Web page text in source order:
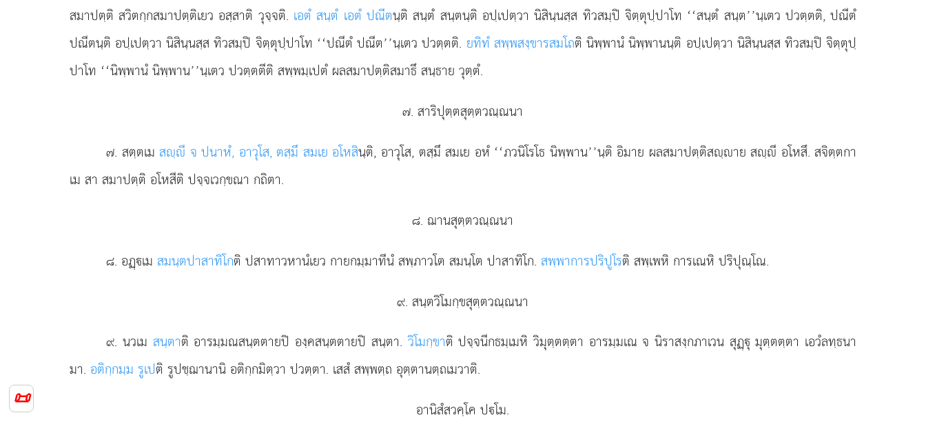
📜
สมาปตฺติ สวิตกฺกสมาปตฺติเยว อสฺสาติ วุจฺจติ. เอตํ สนฺตํ เอตํ ปณีตนฺติ สนฺตํ สนฺตนฺติ อปฺเปตฺวา นิสินฺนสฺส ทิวสมฺปิ จิตฺตุปฺปาโท ‘‘สนฺตํ สนฺต’’นฺเตว ปวตฺตติ, ปณีตํ
ปณีตนฺติ อปฺเปตฺวา นิสินฺนสฺส ทิวสมฺปิ จิตฺตุปฺปาโท ‘‘ปณีตํ ปณีต’’นฺเตว ปวตฺตติ. ยทิทํ สพฺพสงฺขารสมโถติ นิพฺพานํ นิพฺพานนฺติ อปฺเปตฺวา นิสินฺนสฺส ทิวสมฺปิ จิตฺตุปฺ
ปาโท ‘‘นิพฺพานํ นิพฺพาน’’นฺเตว ปวตฺตตีติ สพฺพมฺเปตํ ผลสมาปตฺติสมาธึ สนฺธาย วุตฺตํ.
๗. สาริปุตฺตสุตฺตวณฺณนา
๗. สตฺตเมสฺี จ ปนาหํ, อาวุโส, ตสฺมึ สมเย อโหสินฺติ, อาวุโส, ตสฺมึ สมเย อหํ ‘‘ภวนิโรโธ นิพฺพาน’’นฺติ อิมาย ผลสมาปตฺติสฺาย สฺี อโหสึ. สจิตฺตกา
เม สา สมาปตฺติ อโหสีติ ปจฺจเวกฺขณา กถิตา.
๘. ฌานสุตฺตวณฺณนา
๘. อฏฺเมสมนฺตปาสาทิโกติ ปสาทาวหานํเยว กายกมฺมาทีนํ สพฺภาวโต สมนฺโต ปาสาทิโก.สพฺพาการปริปูโรติ สพฺเพหิ การเณหิ ปริปุณฺโณ.
๙. สนฺตวิโมกฺขสุตฺตวณฺณนา
๙. นวเม สนฺตาติ อารมฺมณสนฺตตายปิ องฺคสนฺตตายปิ สนฺตา.วิโมกฺขาติ ปจฺจนีกธมฺเมหิ วิมุตฺตตฺตา อารมฺมเณ จ นิราสงฺกภาเวน สุฏฺุ มุตฺตตฺตา เอวํลทฺธนา
มา. อติกฺกมฺม รูเปติ รูปชฺฌานานิ อติกฺกมิตฺวา ปวตฺตา. เสสํ สพฺพตฺถ อุตฺตานตฺถเมวาติ.
อานิสํสวคฺโค ปโม.